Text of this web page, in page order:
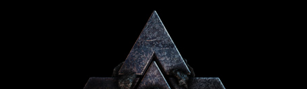
Powered By :